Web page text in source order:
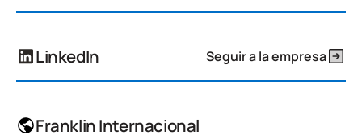
LinkedIn Seguir a la empresa
Franklin Internacional